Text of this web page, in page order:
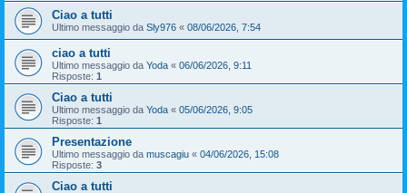
Ciao a tutti
Ultimo messaggio da Sly976 « 08/06/2026, 7:54
ciao a tutti
Ultimo messaggio da Yoda « 06/06/2026, 9:11
Risposte: 1
Ciao a tutti
Ultimo messaggio da Yoda « 05/06/2026, 9:05
Risposte: 1
Presentazione
Ultimo messaggio da muscagiu « 04/06/2026, 15:08
Risposte: 3
Ciao a tutti